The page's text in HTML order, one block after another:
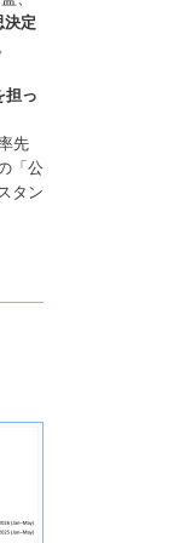
決定
担っ
先
「公
タン